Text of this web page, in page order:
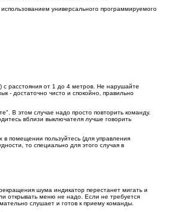
универсального программируемого
с расстояния от 1 до 4 метров. Не нарушайте
- достаточно чисто и спокойно, правильно
В этом случае надо просто повторить команду.
вблизи выключателя лучше говорить
в помещении пользуйтесь (для управления
то специально для этого случая в
шума индикатор перестанет мигать и
открывать меню не надо. Если не требуется
слушает и готов к приему команды.